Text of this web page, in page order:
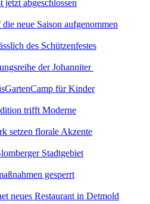
jetzt abgeschlossen
neue Saison aufgenommen
des Schützenfestes
der Johanniter
für Kinder
trifft Moderne
setzen florale Akzente
Stadtgebiet
gesperrt
neues Restaurant in Detmold